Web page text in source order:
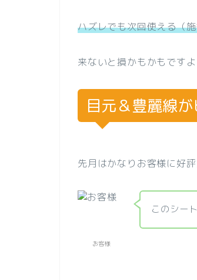
ハズレでも次回使える（
来ないと損かもかもです
目元＆豊麗線
先月はかなりお客様に好評
お客様
このシー